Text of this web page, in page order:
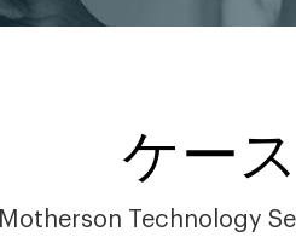
ケー
Motherson Technology